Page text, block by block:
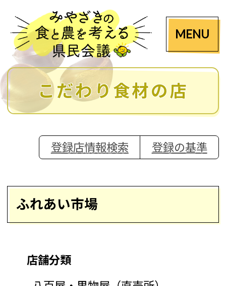
MENU
こだわり食材の店
登録店情報検索 登録の基準
ふれあい市場
店舗分類